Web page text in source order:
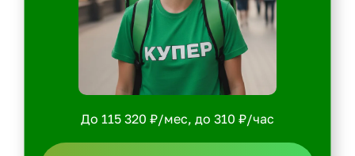
До 115 320 ₽/мес, до 310 ₽/час